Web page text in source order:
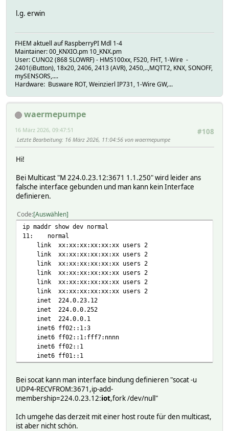
l.g. erwin
FHEM aktuell auf RaspberryPI Mdl 1-4
Maintainer: 00_KNXIO.pm 10_KNX.pm
User: CUNO2 (868 SLOWRF) - HMS100xx, FS20, FHT, 1-Wire -
2401(iButton), 18x20, 2406, 2413 (AVR), 2450,..,MQTT2, KNX, SONOFF,
mySENSORS,....
Hardware: Busware ROT, Weinzierl IP731, 1-Wire GW,...
waermepumpe
#108
16 März 2026, 09:47:51
Letzte Bearbeitung: 16 März 2026, 11:04:56 von waermepumpe
Hi!
Bei Multicast "M 224.0.23.12:3671 1.1.250" wird leider ans
falsche interface gebunden und man kann kein Interface
definieren.
Code Auswählen
ip maddr show dev normal
11: normal
link xx:xx:xx:xx:xx:xx users 2
link xx:xx:xx:xx:xx:xx users 2
link xx:xx:xx:xx:xx:xx users 2
link xx:xx:xx:xx:xx:xx users 2
link xx:xx:xx:xx:xx:xx users 2
link xx:xx:xx:xx:xx:xx users 2
inet 224.0.23.12
inet 224.0.0.252
inet 224.0.0.1
inet6 ff02::1:3
inet6 ff02::1:fff7:nnnn
inet6 ff02::1
inet6 ff01::1
Bei socat kann man interface bindung definieren "socat -u
UDP4-RECVFROM:3671,ip-add-
membership=224.0.23.12:iot,fork /dev/null"
Ich umgehe das derzeit mit einer host route für den multicast,
ist aber nicht schön.